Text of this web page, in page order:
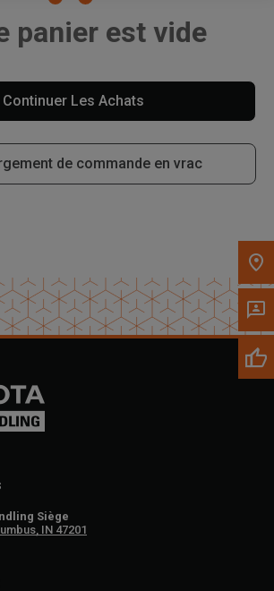
direction
le code postal 'Livrer à' dans le volet de
pour rechercher un autre concessionnaire.
panier est vide
Continuer Les Achats
de commande en vrac
Siège
IN 47201